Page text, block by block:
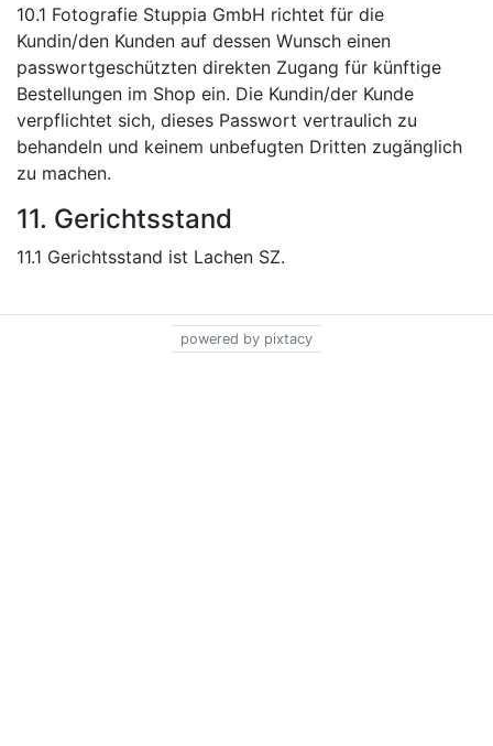
10.1 Fotografie Stuppia GmbH richtet für die
Kundin/den Kunden auf dessen Wunsch einen
passwortgeschützten direkten Zugang für künftige
Bestellungen im Shop ein. Die Kundin/der Kunde
verpflichtet sich, dieses Passwort vertraulich zu
behandeln und keinem unbefugten Dritten zugänglich
zu machen.
11. Gerichtsstand
11.1 Gerichtsstand ist Lachen SZ.
powered by pixtacy